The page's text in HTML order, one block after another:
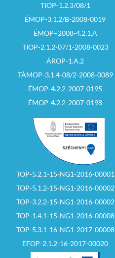
maghatalmazást.
Felhívom az
ajánlattevők
figyelmét, hogy az
feltételeinek
elfogadására, és az
ellenszolgáltatás
teljesítésére az
árverési
jegyzőkönyvben
Szerződéskötés:
Az árverésen nyertes
ajánlattevővel az
eredményhirdetéstől
számított 30 napon
kötni.
tervezett időpontja:
Fizetési feltételek:
TIOP-1.2.3/08/1
ÉMOP-3.1.2/B-2008-0019
ÉMOP–2008-4.2.1.A
TIOP-2.1.2-07/1-2008-0023
ÁROP-1.A.2
TÁMOP-3.1.4-08/2-2008-0089
ÉMOP-4.2.2-2007-0195
ÉMOP-4.2.2-2007-0198
TOP-5.2.1-15-NG1-2016-00001
TOP-5.1.2-15-NG1-2016-00002
TOP-3.2.2-15-NG1-2016-00002
TOP-1.4.1-15-NG1-2016-00008
TOP-5.3.1-16-NG1-2017-00008
EFOP-2.1.2-16-2017-00020